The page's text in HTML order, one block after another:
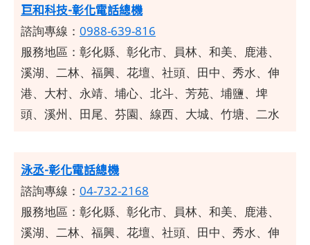
巨和科技-彰化電話總機
諮詢專線： 0988-639-816
服務地區：彰化縣、彰化市、員林、和美、鹿港、
溪湖、二林、福興、花壇、社頭、田中、秀水、伸
港、大村、永靖、埔心、北斗、芳苑、埔鹽、埤
頭、溪州、田尾、芬園、線西、大城、竹塘、二水
泳丞-彰化電話總機
諮詢專線： 04-732-2168
服務地區：彰化縣、彰化市、員林、和美、鹿港、
溪湖、二林、福興、花壇、社頭、田中、秀水、伸